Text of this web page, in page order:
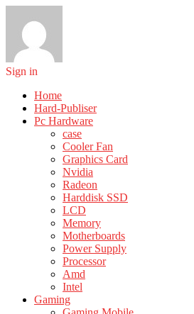
Sign in
Home
Hard-Publiser
Pc Hardware
case
Cooler Fan
Graphics Card
Nvidia
Radeon
Harddisk SSD
LCD
Memory
Motherboards
Power Supply
Processor
Amd
Intel
Gaming